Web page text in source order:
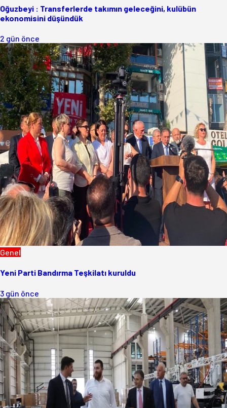
Oğuzbeyi : Transferlerde takımın geleceğini, kulübün
ekonomisini düşündük
2 gün önce
Genel
Yeni Parti Bandırma Teşkilatı kuruldu
3 gün önce